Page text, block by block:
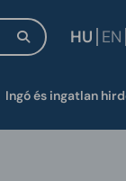
HU EN
Ingó és ingatlan